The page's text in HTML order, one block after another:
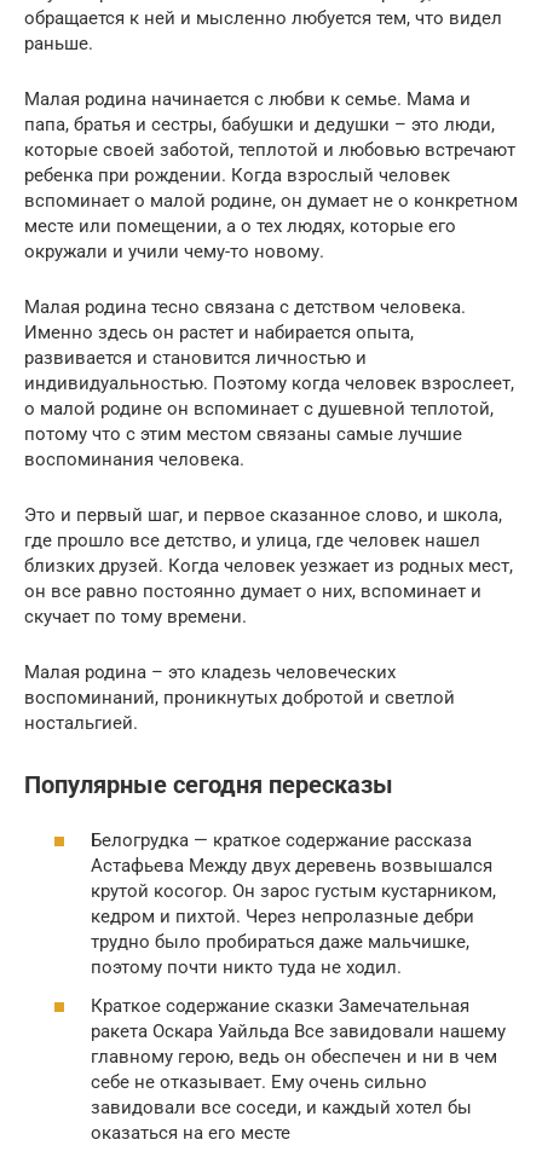
обращается к ней и мысленно любуется тем, что видел
раньше.
Малая родина начинается с любви к семье. Мама и
папа, братья и сестры, бабушки и дедушки – это люди,
которые своей заботой, теплотой и любовью встречают
ребенка при рождении. Когда взрослый человек
вспоминает о малой родине, он думает не о конкретном
месте или помещении, а о тех людях, которые его
окружали и учили чему-то новому.
Малая родина тесно связана с детством человека.
Именно здесь он растет и набирается опыта,
развивается и становится личностью и
индивидуальностью. Поэтому когда человек взрослеет,
о малой родине он вспоминает с душевной теплотой,
потому что с этим местом связаны самые лучшие
воспоминания человека.
Это и первый шаг, и первое сказанное слово, и школа,
где прошло все детство, и улица, где человек нашел
близких друзей. Когда человек уезжает из родных мест,
он все равно постоянно думает о них, вспоминает и
скучает по тому времени.
Малая родина – это кладезь человеческих
воспоминаний, проникнутых добротой и светлой
ностальгией.
Популярные сегодня пересказы
Белогрудка — краткое содержание рассказа
Астафьева Между двух деревень возвышался
крутой косогор. Он зарос густым кустарником,
кедром и пихтой. Через непролазные дебри
трудно было пробираться даже мальчишке,
поэтому почти никто туда не ходил.
Краткое содержание сказки Замечательная
ракета Оскара Уайльда Все завидовали нашему
главному герою, ведь он обеспечен и ни в чем
себе не отказывает. Ему очень сильно
завидовали все соседи, и каждый хотел бы
оказаться на его месте